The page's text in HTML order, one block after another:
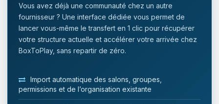
Vous avez déjà une communauté chez un autre
fournisseur ? Une interface dédiée vous permet de
lancer vous-même le transfert en 1 clic pour récupérer
votre structure actuelle et accélérer votre arrivée chez
BoxToPlay, sans repartir de zéro.
Import automatique des salons, groupes,
permissions et de l’organisation existante